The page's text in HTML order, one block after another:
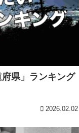
県」ランキング
2026.02.02